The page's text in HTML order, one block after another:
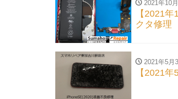
2021年10
【2021
クタ修理
2021年5月
【2021